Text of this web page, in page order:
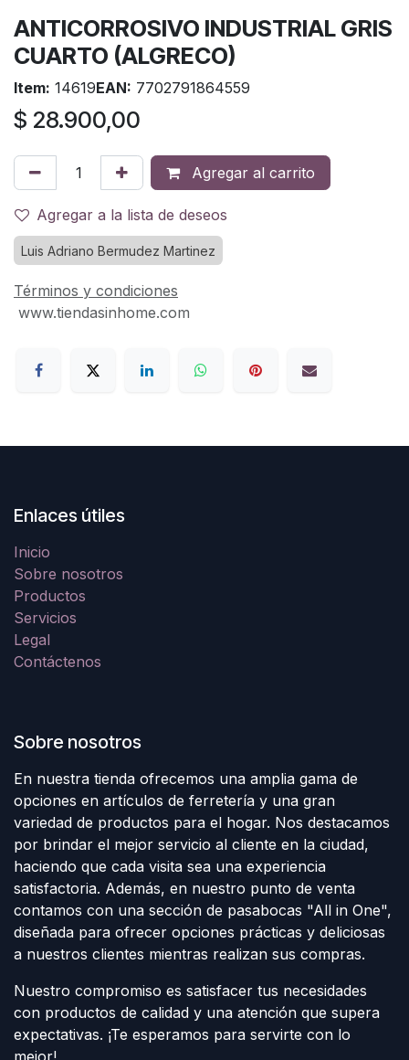
ANTICORROSIVO INDUSTRIAL GRIS
CUARTO (ALGRECO)
Item: 14619EAN: 7702791864559
$ 28.900,00
Agregar al carrito
Agregar a la lista de deseos
Luis Adriano Bermudez Martinez
Términos y condiciones
www.tiendasinhome.com
Enlaces útiles
Inicio
Sobre nosotros
Productos
Servicios
Legal
Contáctenos
Sobre nosotros
En nuestra tienda ofrecemos una amplia gama de
opciones en artículos de ferretería y una gran
variedad de productos para el hogar. Nos destacamos
por brindar el mejor servicio al cliente en la ciudad,
haciendo que cada visita sea una experiencia
satisfactoria. Además, en nuestro punto de venta
contamos con una sección de pasabocas "All in One",
diseñada para ofrecer opciones prácticas y deliciosas
a nuestros clientes mientras realizan sus compras.
Nuestro compromiso es satisfacer tus necesidades
con productos de calidad y una atención que supera
expectativas. ¡Te esperamos para servirte con lo